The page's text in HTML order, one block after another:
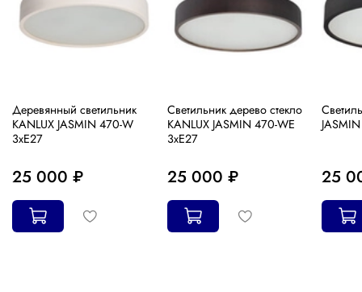
Деревянный светильник
KANLUX JASMIN 470-W
3хЕ27
25 000 ₽
Светильник дерево стекло
KANLUX JASMIN 470-WE
3хЕ27
25 000 ₽ 25